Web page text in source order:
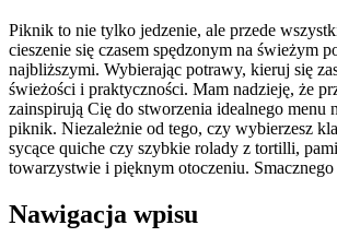
Piknik to nie tylko jedzenie, ale przede
cieszenie się czasem spędzonym na świeżym
najbliższymi. Wybierając potrawy, kieruj się
świeżości i praktyczności. Mam nadzieję, że
zainspirują Cię do stworzenia idealnego menu
piknik. Niezależnie od tego, czy wybierzesz
sycące quiche czy szybkie rolady z tortilli,
towarzystwie i pięknym otoczeniu.
Nawigacja wpisu